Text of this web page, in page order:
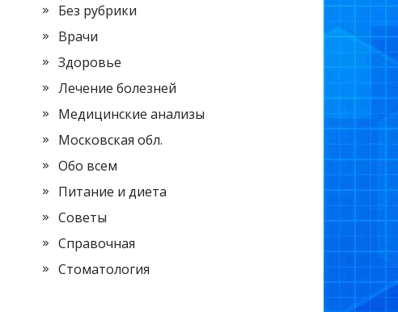
Без рубрики
Врачи
Здоровье
Лечение болезней
Медицинские анализы
Московская обл.
Обо всем
Питание и диета
Советы
Справочная
Стоматология